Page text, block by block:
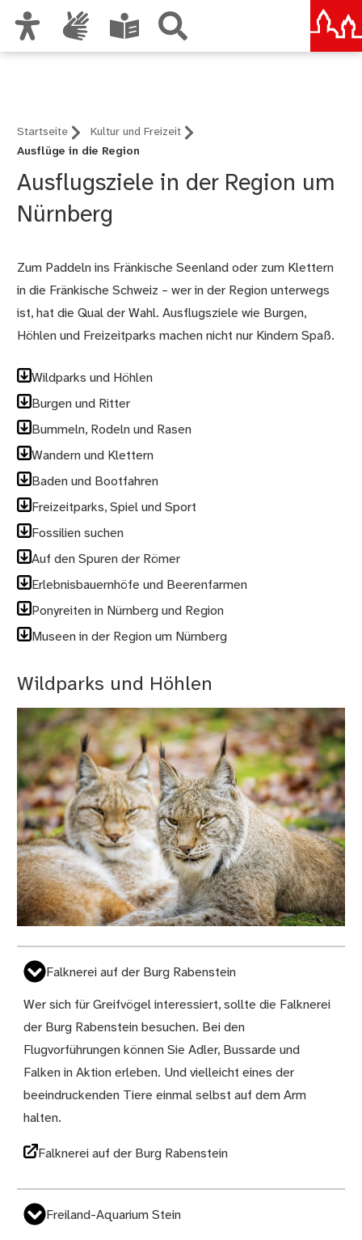
Startseite
Kultur und Freizeit
Ausflüge in die Region
Ausflugsziele in der Region um
Nürnberg
Zum Paddeln ins Fränkische Seenland oder zum Klettern
in die Fränkische Schweiz – wer in der Region unterwegs
ist, hat die Qual der Wahl. Ausflugsziele wie Burgen,
Höhlen und Freizeitparks machen nicht nur Kindern Spaß.
Wildparks und Höhlen
Burgen und Ritter
Bummeln, Rodeln und Rasen
Wandern und Klettern
Baden und Bootfahren
Freizeitparks, Spiel und Sport
Fossilien suchen
Auf den Spuren der Römer
Erlebnisbauernhöfe und Beerenfarmen
Ponyreiten in Nürnberg und Region
Museen in der Region um Nürnberg
Wildparks und Höhlen
Falknerei auf der Burg Rabenstein
Wer sich für Greifvögel interessiert, sollte die Falknerei
der Burg Rabenstein besuchen. Bei den
Flugvorführungen können Sie Adler, Bussarde und
Falken in Aktion erleben. Und vielleicht eines der
beeindruckenden Tiere einmal selbst auf dem Arm
halten.
Falknerei auf der Burg Rabenstein
Freiland-Aquarium Stein